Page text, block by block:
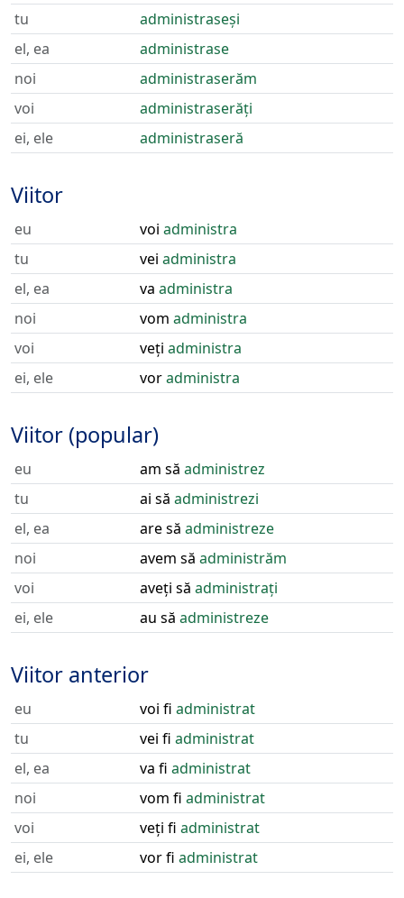
tu
administraseși
el, ea
administrase
noi
administraserăm
voi
administraserăți
ei, ele
administraseră
Viitor
eu voi administra
tu
vei administra
el, ea
va administra
noi
vom administra
voi
veți administra
ei, ele
voradministra
Viitor (popular)
eu am să administrez
tu
ai să administrezi
el, ea
are să administreze
noi
avem să administrăm
voi
aveți să administrați
ei, ele
au să administreze
Viitor anterior
eu voi fi administrat
tu
vei fi administrat
el, ea
va fi administrat
noi
vom fi administrat
voi
veți fi administrat
ei, ele
vor fi administrat